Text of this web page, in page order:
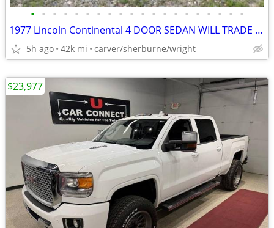
• • • • • • • • • • • • • • • • • • • •
1977 Lincoln Continental 4 DOOR SEDAN WILL TRADE UP OR DOWN
5h ago 42k mi carver/sherburne/wright
$23,977